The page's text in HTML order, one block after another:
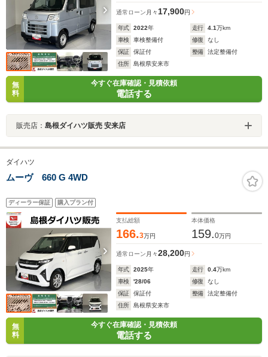
通常ローン 月々 17,900円
年式 2022年 走行 4.1万km
車検
車検整備付 修復
なし
保証
保証付 整備
法定整備付
住所
島根県安来市
無
料
今すぐ在庫確認・見積依頼
電話する
販売店： 島根ダイハツ販売 安来店
ダイハツ
ムーヴ 660 G 4WD
ディーラー保証 購入プラン付
支払総額
166.3万円
本体価格
159.0万円
通常ローン 月々28,200円
年式 2025年 走行 0.4万km
車検
'28/06 修復
なし
保証
保証付 整備
法定整備付
住所
島根県安来市
無
料
今すぐ在庫確認・見積依頼
電話する